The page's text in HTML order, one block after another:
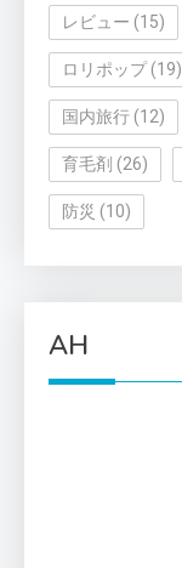
レビュー (15)
ロリポップ(19)
国内旅行 (12)
育毛剤 (26)
防災 (10)
AH